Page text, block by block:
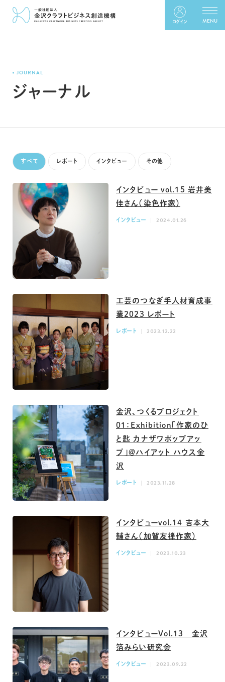
ログイン
ジャーナル
JOURNAL
すべて レポート インタビュー その他
インタビュー vol.15 岩井美
佳さん（染色作家）
インタビュー 2024.01.26
工芸のつなぎ手人材育成事
業2023 レポート
レポート 2023.12.22
金沢、つくるプロジェクト
01：Exhibition「作家のひ
と匙 カナザワポップアッ
プ」＠ハイアット ハウス金
沢
レポート 2023.11.28
インタビューvol.14 吉本大
輔さん（加賀友禅作家）
インタビュー 2023.10.23
インタビューVol.13 金沢
箔みらい研究会
インタビュー 2023.09.22